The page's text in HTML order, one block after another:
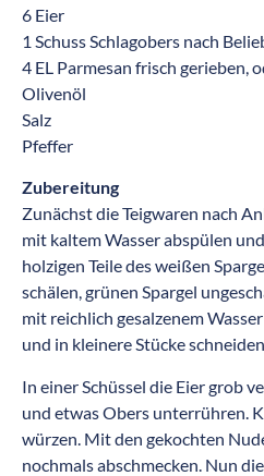
6 Eier
1 Schuss Schlagobers nach
4 EL Parmesan frisch gerieben,
Olivenöl
Salz
Pfeffer
Zubereitung
Zunächst die Teigwaren nach
mit kaltem Wasser abspülen
holzigen Teile des weißen
schälen, grünen Spargel
mit reichlich gesalzenem
und in kleinere Stücke
In einer Schüssel die Eier grob
und etwas Obers unterrühren.
würzen. Mit den gekochten
nochmals abschmecken. Nun